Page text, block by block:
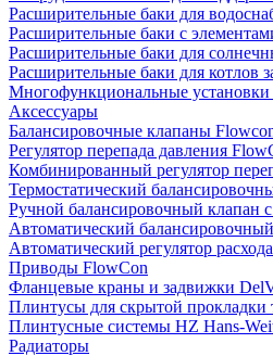
Расширительные баки для
Расширительные баки с
Расширительные баки для
Расширительные баки для котлов
Многофункциональные установки
Аксессуары
Балансировочные клапаны
Регулятор перепада давления
Комбинированный регулятор
Термостатический
Ручной балансировочный клапан
Автоматический
Автоматический регулятор
Приводы FlowCon
Фланцевые краны и задвижки
Плинтусы для скрытой прокладки
Плинтусные системы HZ Hans-
Радиаторы